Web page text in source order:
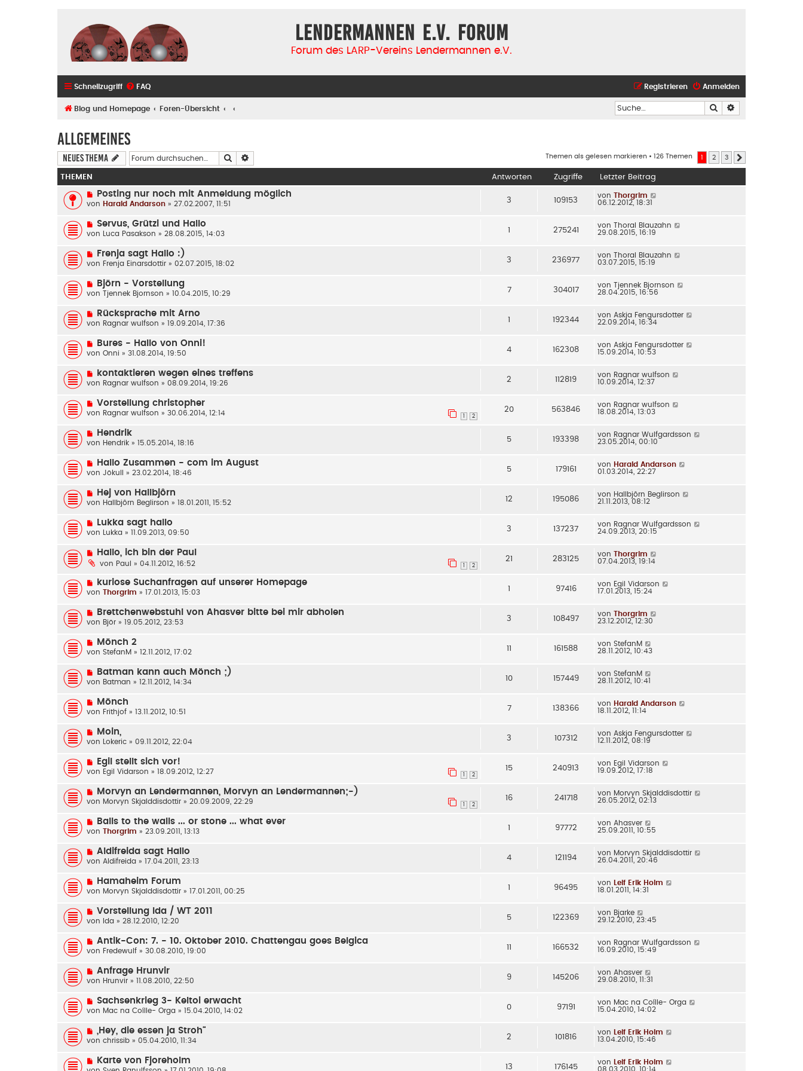
Lendermannen e.V. Forum
Forum des LARP-Vereins Lendermannen e.V.
Schnellzugriff FAQ Anmelden
Registrieren
Blog und Homepage Foren-Übersicht Suche
Allgemeines
Neues Thema Suche Themen als gelesen markieren • 126 Themen 1 2 3
THEMEN Antworten Zugriffe Letzter Beitrag
Posting nur noch mit Anmeldung möglich
von Harald Andarson » 27.02.2007, 11:51 3 109153
von Thorgrim
06.12.2012, 18:31
Servus, Grützi und Hallo
von Luca Pasakson » 28.08.2015, 14:03 1 275241
von Thoral Blauzahn
29.08.2015, 16:19
Frenja sagt Hallo :)
von Frenja Einarsdottir » 02.07.2015, 18:02 3 236977
von Thoral Blauzahn
03.07.2015, 15:19
Björn - Vorstellung
von Tjennek Bjornson » 10.04.2015, 10:29 7 304017
von Tjennek Bjornson
28.04.2015, 16:56
Rücksprache mit Arno
von Ragnar wulfson » 19.09.2014, 17:36 1 192344
von Askja Fengursdotter
22.09.2014, 16:34
Bures - Hallo von Onni!
von Onni » 31.08.2014, 19:50 4 162308
von Askja Fengursdotter
15.09.2014, 10:53
kontaktieren wegen eines treffens
von Ragnar wulfson » 08.09.2014, 19:26 2 112819
von Ragnar wulfson
10.09.2014, 12:37
Vorstellung christopher
von Ragnar wulfson » 30.06.2014, 12:14 2
20 563846
von Ragnar wulfson
18.08.2014, 13:03
Hendrik
von Hendrik » 15.05.2014, 18:16 5 193398
von Ragnar Wulfgardsson
23.05.2014, 00:10
Hallo Zusammen - com im August
von Jökull » 23.02.2014, 18:46 5 179161
von Harald Andarson
01.03.2014, 22:27
Hej von Hallbjôrn
von Hallbjôrn Beglirson » 18.01.2011, 15:52 12 195086
von Hallbjôrn Beglirson
21.11.2013, 08:12
Lukka sagt hallo
von Lukka » 11.09.2013, 09:50 3 137237
von Ragnar Wulfgardsson
24.09.2013, 20:15
Hallo, ich bin der Paul
von Paul » 04.11.2012, 16:52 2
21 283125
von Thorgrim
07.04.2013, 19:14
kuriose Suchanfragen auf unserer Homepage
von Thorgrim » 17.01.2013, 15:03 1 97416
von Egil Vidarson
17.01.2013, 15:24
Brettchenwebstuhl von Ahasver bitte bei mir abholen
von Björ » 19.05.2012, 23:53 3 108497
von Thorgrim
23.12.2012, 12:30
Mönch 2
von StefanM » 12.11.2012, 17:02 11 161588
von StefanM
28.11.2012, 10:43
Batman kann auch Mönch ;)
von Batman » 12.11.2012, 14:34 10 157449
von StefanM
28.11.2012, 10:41
Mönch
von Frithjof » 13.11.2012, 10:51 7 138366
von Harald Andarson
18.11.2012, 11:14
Moin,
von Lokeric » 09.11.2012, 22:04 3 107312
von Askja Fengursdotter
12.11.2012, 08:19
Egil stellt sich vor!
von Egil Vidarson » 18.09.2012, 12:27 2
15 240913
von Egil Vidarson
19.09.2012, 17:18
Morvyn an Lendermannen, Morvyn an Lendermannen;-)
von Morvyn Skjalddisdottir » 20.09.2009, 22:29 2
16 241718
von Morvyn Skjalddisdottir
26.05.2012, 02:13
Balls to the walls ... or stone ... what ever
von Thorgrim » 23.09.2011, 13:13 1 97772
von Ahasver
25.09.2011, 10:55
Aldifreida sagt Hallo
von Aldifreida » 17.04.2011, 23:13 4 121194
von Morvyn Skjalddisdottir
26.04.2011, 20:46
Hamaheim Forum
von Morvyn Skjalddisdottir » 17.01.2011, 00:25 1 96495
von
Leif Erik Holm
18.01.2011, 14:31
Vorstellung Ida / WT 2011
von Ida » 28.12.2010, 12:20 5 122369
von Bjarke
29.12.2010, 23:45
Antik-Con: 7. - 10. Oktober 2010. Chattengau goes Belgica
von Fredewulf » 30.08.2010, 19:00 11 166532
von Ragnar Wulfgardsson
16.09.2010, 15:49
Anfrage Hrunvir
von Hrunvir » 11.08.2010, 22:50 9 145206
von Ahasver
29.08.2010, 11:31
Sachsenkrieg 3- Keltoi erwacht
von Mac na Coílle- Orga » 15.04.2010, 14:02 0 97191
von Mac na Coílle- Orga
15.04.2010, 14:02
„Hey, die essen ja Stroh“
von chrissib » 05.04.2010, 11:34 2 101816
von
Leif Erik Holm
13.04.2010, 15:46
Karte von Fjoreholm
13 176145
von
Leif Erik Holm
08.03.2010, 10:14